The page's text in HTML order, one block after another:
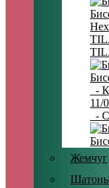
-
11/0
-
Жемчуг